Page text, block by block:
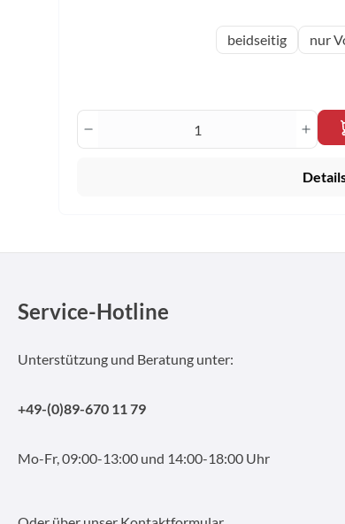
auswählenbeidseitig nur
Produkt Anzahl: Gib den
Service-Hotline
Unterstützung und Beratung unter:
+49-(0)89-670 11 79
Mo-Fr, 09:00-13:00 und 14:00-18:00 Uhr